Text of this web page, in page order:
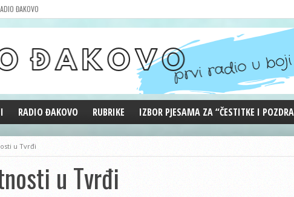
ĐAKOVO
RADIO ĐAKOVO
MARKETING
RUBRIKE
REPRIZE EMISIJA
DOBRE VIBRACIJE
ĐAKOVO GRADE
WEB ANKETA
IZBOR PJESAMA ZA “ČESTITKE I
u Tvrđi
u Tvrđi